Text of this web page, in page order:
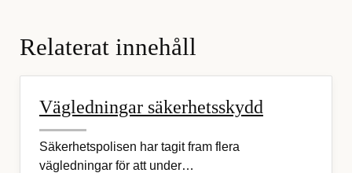
Relaterat innehåll
Vägledningar säkerhetsskydd
Säkerhetspolisen har tagit fram flera
vägledningar för att under…